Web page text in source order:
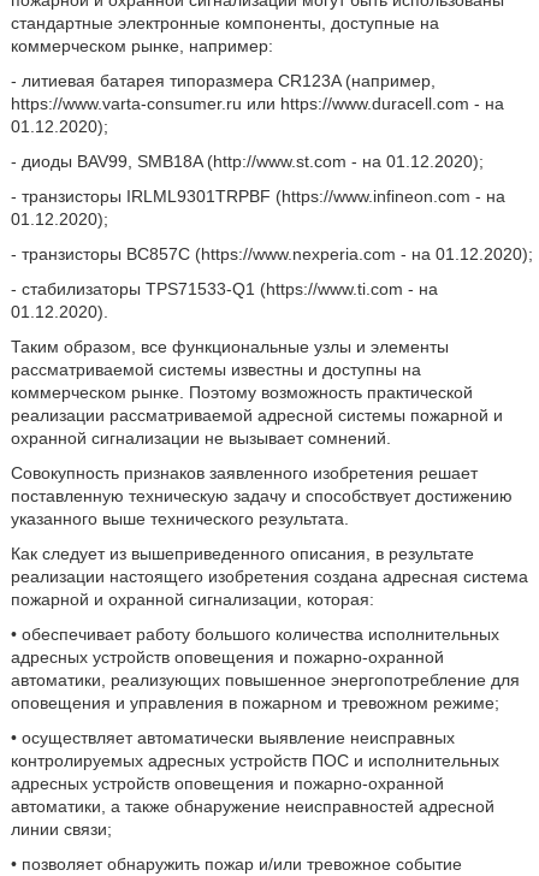
стандартные электронные компоненты, доступные на
коммерческом рынке, например:
- литиевая батарея типоразмера CR123A (например,
https://www.varta-consumer.ru или https://www.duracell.com - на
01.12.2020);
- диоды BAV99, SMB18A (http://www.st.com - на 01.12.2020);
- транзисторы IRLML9301TRPBF (https://www.infineon.com - на
01.12.2020);
- транзисторы ВС857С (https://www.nexperia.com - на 01.12.2020);
- стабилизаторы TPS71533-Q1 (https://www.ti.com - на
01.12.2020).
Таким образом, все функциональные узлы и элементы
рассматриваемой системы известны и доступны на
коммерческом рынке. Поэтому возможность практической
реализации рассматриваемой адресной системы пожарной и
охранной сигнализации не вызывает сомнений.
Совокупность признаков заявленного изобретения решает
поставленную техническую задачу и способствует достижению
указанного выше технического результата.
Как следует из вышеприведенного описания, в результате
реализации настоящего изобретения создана адресная система
пожарной и охранной сигнализации, которая:
• обеспечивает работу большого количества исполнительных
адресных устройств оповещения и пожарно-охранной
автоматики, реализующих повышенное энергопотребление для
оповещения и управления в пожарном и тревожном режиме;
• осуществляет автоматически выявление неисправных
контролируемых адресных устройств ПОС и исполнительных
адресных устройств оповещения и пожарно-охранной
автоматики, а также обнаружение неисправностей адресной
линии связи;
• позволяет обнаружить пожар и/или тревожное событие